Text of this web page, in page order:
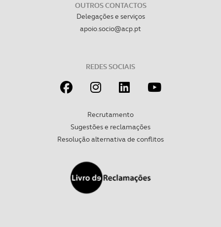
OUTROS CONTACTOS
Delegações e serviços
apoio.socio@acp.pt
REDES SOCIAIS
Recrutamento
Sugestões e reclamações
Resolução alternativa de conflitos